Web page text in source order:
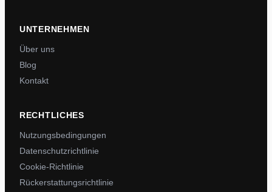
UNTERNEHMEN
Über uns
Blog
Kontakt
RECHTLICHES
Nutzungsbedingungen
Datenschutzrichtlinie
Cookie-Richtlinie
Rückerstattungsrichtlinie